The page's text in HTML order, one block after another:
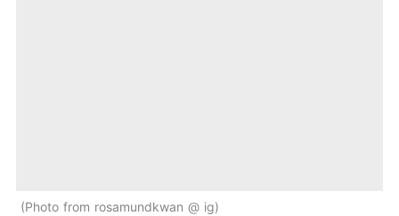
Photo from rosamundkwan @ ig